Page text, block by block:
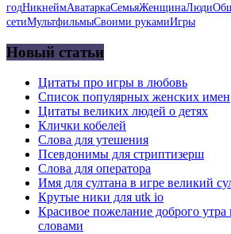
годНикнеймАватаркаСемьяЖенщинаЛюди
сетиМультфильмыСвоими рукамиИгры
Новый статьи
Цитаты про игры в любовь
Список популярных женских имен
Цитаты великих людей о детях
Клички кобелей
Слова для утешения
Псевдонимы для стриптизерш
Слова для оператора
Имя для султана в игре великий
Крутые ники для utk io
Красивое пожелание доброго
словами